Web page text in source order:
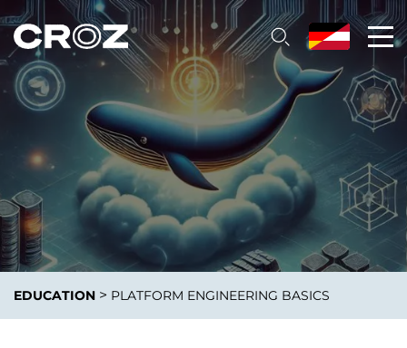
EDUCATION > PLATFORM ENGINEERING BASICS